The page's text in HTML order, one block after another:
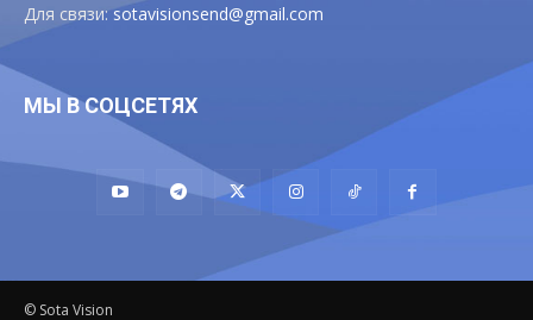
Для связи:sotavisionsend@gmail.com
МЫ В СОЦСЕТЯХ
© Sota Vision